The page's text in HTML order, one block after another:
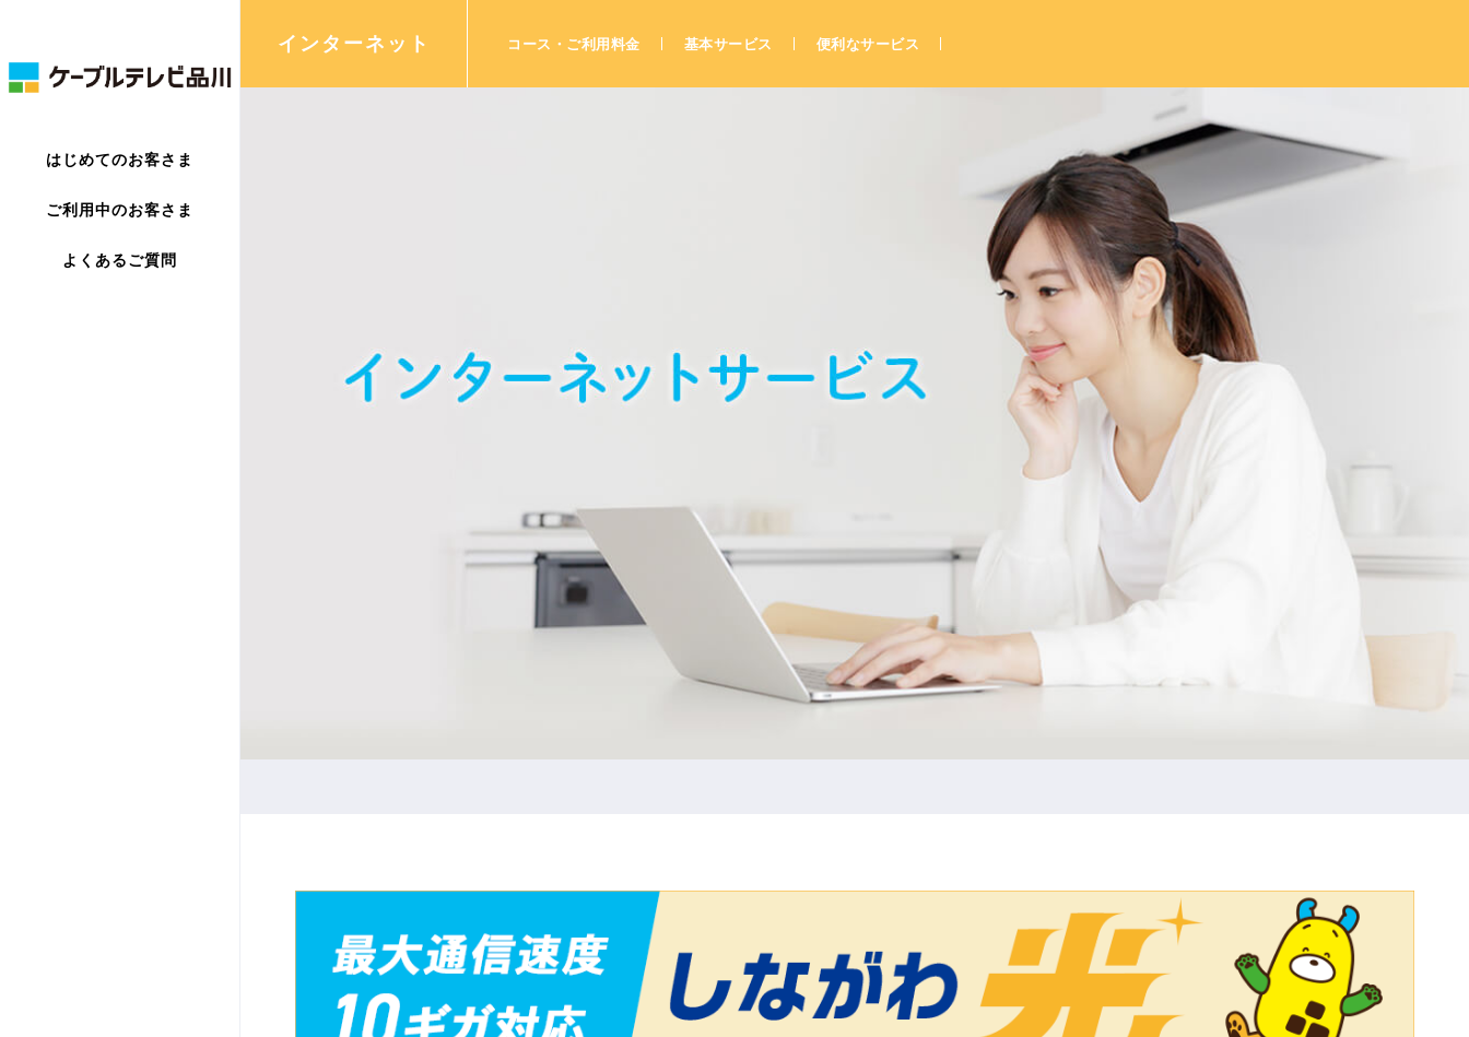
はじめてのお客さま
ご利用中のお客さま
よくあるご質問
インターネット コース・ご利用料金 基本サービス 便利なサービス